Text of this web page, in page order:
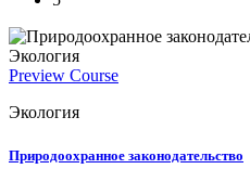
Экология
Preview Course
Экология
Природоохранное законодательство